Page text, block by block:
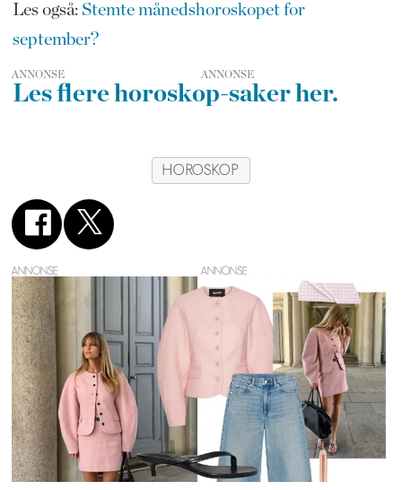
Les også: Stemte månedshoroskopet for
september?
ANNONSE
Les flere horoskop-saker her.
HOROSKOP
ANNONSE